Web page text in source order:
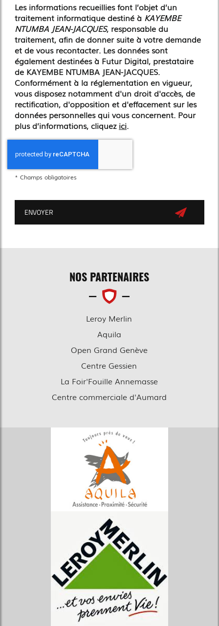
Les informations recueillies font l’objet d’un
traitement informatique destiné à KAYEMBE
NTUMBA JEAN-JACQUES, responsable du
traitement, afin de donner suite à votre demande
et de vous recontacter. Les données sont
également destinées à Futur Digital, prestataire
de KAYEMBE NTUMBA JEAN-JACQUES.
Conformément à la réglementation en vigueur,
vous disposez notamment d'un droit d'accès, de
rectification, d'opposition et d'effacement sur les
données personnelles qui vous concernent. Pour
plus d’informations, cliquez ici.
* Champs obligatoires
NOS PARTENAIRES
Leroy Merlin
Aquila
Open Grand Genève
Centre Gessien
La Foir'Fouille Annemasse
Centre commerciale d'Aumard